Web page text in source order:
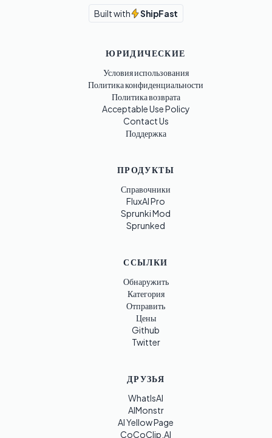
Built with ShipFast
ЮРИДИЧЕСКИЕ
Условия использования
Политика конфиденциальности
Политика возврата
Acceptable Use Policy
Contact Us
Поддержка
ПРОДУКТЫ
Справочники
FluxAI Pro
Sprunki Mod
Sprunked
ССЫЛКИ
Обнаружить
Категория
Отправить
Цены
Github
Twitter
ДРУЗЬЯ
WhatIsAI
AIMonstr
AI Yellow Page
CoCoClip.AI